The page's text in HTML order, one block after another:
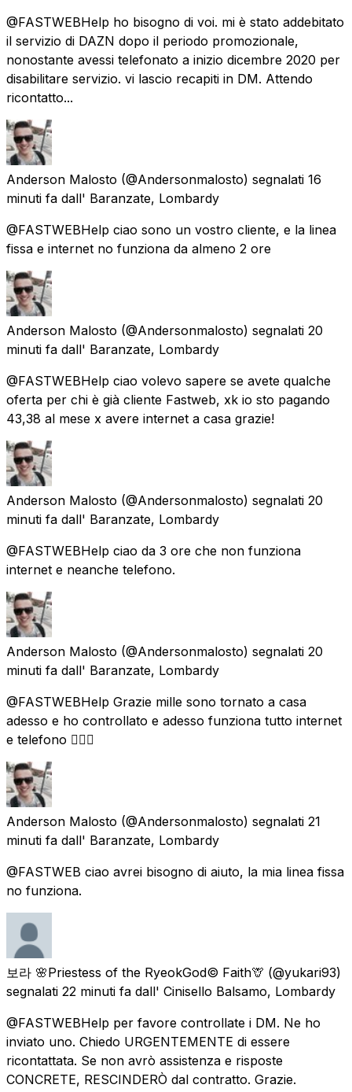
@FASTWEBHelp ho bisogno di voi. mi è stato addebitato
il servizio di DAZN dopo il periodo promozionale,
nonostante avessi telefonato a inizio dicembre 2020 per
disabilitare servizio. vi lascio recapiti in DM. Attendo
ricontatto...
Anderson Malosto (@Andersonmalosto) segnalati 16
minuti fa dall' Baranzate, Lombardy
@FASTWEBHelp ciao sono un vostro cliente, e la linea
fissa e internet no funziona da almeno 2 ore
Anderson Malosto (@Andersonmalosto) segnalati 20
minuti fa dall' Baranzate, Lombardy
@FASTWEBHelp ciao volevo sapere se avete qualche
oferta per chi è già cliente Fastweb, xk io sto pagando
43,38 al mese x avere internet a casa grazie!
Anderson Malosto (@Andersonmalosto) segnalati 20
minuti fa dall' Baranzate, Lombardy
@FASTWEBHelp ciao da 3 ore che non funziona
internet e neanche telefono.
Anderson Malosto (@Andersonmalosto) segnalati 20
minuti fa dall' Baranzate, Lombardy
@FASTWEBHelp Grazie mille sono tornato a casa
adesso e ho controllato e adesso funziona tutto internet
e telefono 👍🏻😊
Anderson Malosto (@Andersonmalosto) segnalati 21
minuti fa dall' Baranzate, Lombardy
@FASTWEB ciao avrei bisogno di aiuto, la mia linea fissa
no funziona.
보라 🌸Priestess of the RyeokGod© Faith🦒 (@yukari93)
segnalati 22 minuti fa dall' Cinisello Balsamo, Lombardy
@FASTWEBHelp per favore controllate i DM. Ne ho
inviato uno. Chiedo URGENTEMENTE di essere
ricontattata. Se non avrò assistenza e risposte
CONCRETE, RESCINDERÒ dal contratto. Grazie.